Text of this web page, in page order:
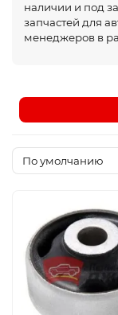
наличии и под
запчастей для
менеджеров в